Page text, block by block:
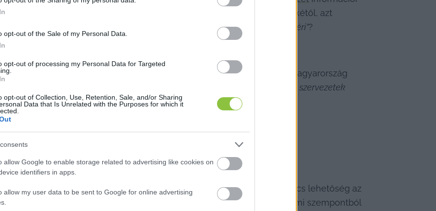
opt-out of the Sale of my Personal Data.
opt-out of processing my Personal Data for Targeted
opt-out of Collection, Use, Retention, Sale, and/or Sharing
Data that Is Unrelated with the Purposes for which it
allow Google to enable storage related to advertising like cookies on
identifiers in apps.
allow my user data to be sent to Google for online advertising
Schmidt Mária állásfoglalást kért a Szuverenitásvédelmi Hivatal elnökétől, azt
ha
„azokat jelentős részben külföldről finanszírozott szervezet, újság kéri”?
Tamásnak címzett levelében, hogy nem sérti vagy veszélyezteti-e Magyarország
szervnek a tevékenységével kapcsolatos pénzügyi adatai
„külföldi szervezetek
Hivatal vezetőjét, hogy ha a jelenlegi jogszabályok alapján nincs lehetőség az
adatigénylések teljesítésének megtagadására, de szuverenitásvédelmi szempontból